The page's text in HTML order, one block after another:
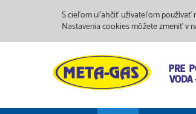
S cieľom uľahčiť užívateľom používať
Nastavenia cookies môžete zmeniť v